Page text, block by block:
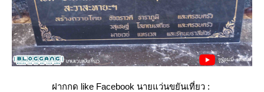
ฝากกด like Facebook นายแว่นขยันเที่ยว :